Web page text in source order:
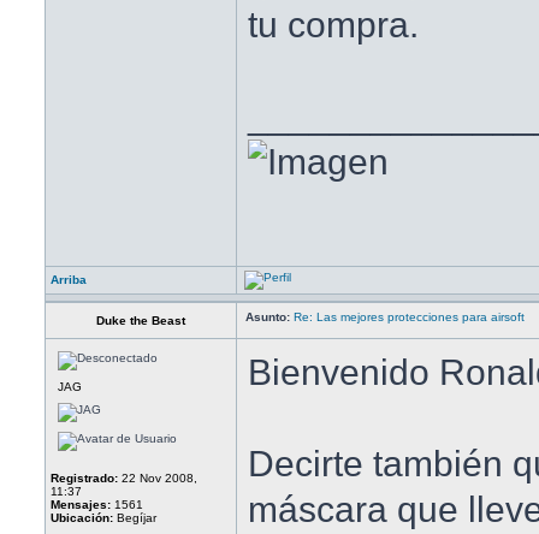
tu compra.
Arriba
Duke the Beast Asunto: Re: Las mejores protecciones para airsoft
JAG
Registrado: 22 Nov 2008,
11:37
Mensajes: 1561
Ubicación: Begíjar
Bienvenido
Decirte también
máscara que